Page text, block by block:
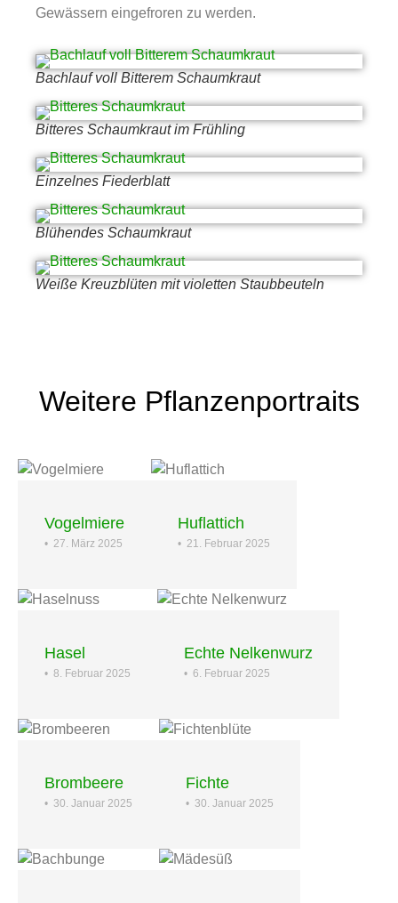
Gewässern eingefroren zu werden.
Bachlauf voll Bitterem Schaumkraut
Bitteres Schaumkraut im Frühling
Einzelnes Fiederblatt
Blühendes Schaumkraut
Weiße Kreuzblüten mit violetten Staubbeuteln
Weitere Pflanzenportraits
Vogelmiere
• 27. März 2025
Huflattich
• 21. Februar 2025
Hasel
• 8. Februar 2025
Echte Nelkenwurz
• 6. Februar 2025
Brombeere
• 30. Januar 2025
Fichte
• 30. Januar 2025